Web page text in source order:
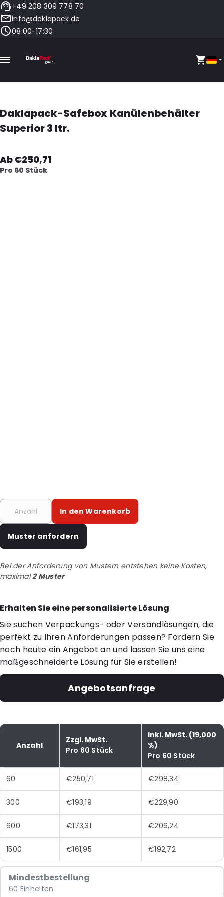
+49 208 309 778 70
info@daklapack.de
08:00-17:30
Daklapack-Safebox Kanülenbehälter
Superior 3 ltr.
Ab €250,71
Pro 60 Stück
In den Warenkorb
Muster anfordern
Bei der Anforderung von Mustern entstehen keine Kosten,
maximal2 Muster
Erhalten Sie eine personalisierte Lösung
Sie suchen Verpackungs- oder Versandlösungen, die
perfekt zu Ihren Anforderungen passen? Fordern Sie
noch heute ein Angebot an und lassen Sie uns eine
maßgeschneiderte Lösung für Sie erstellen!
Angebotsanfrage
Anzahl
Zzgl. MwSt.
Pro 60 Stück
Inkl. MwSt. (19,000
%)
Pro 60 Stück
60 €250,71 €298,34
300 €193,19 €229,90
600 €173,31 €206,24
1500 €161,95 €192,72
Mindestbestellung
60 Einheiten